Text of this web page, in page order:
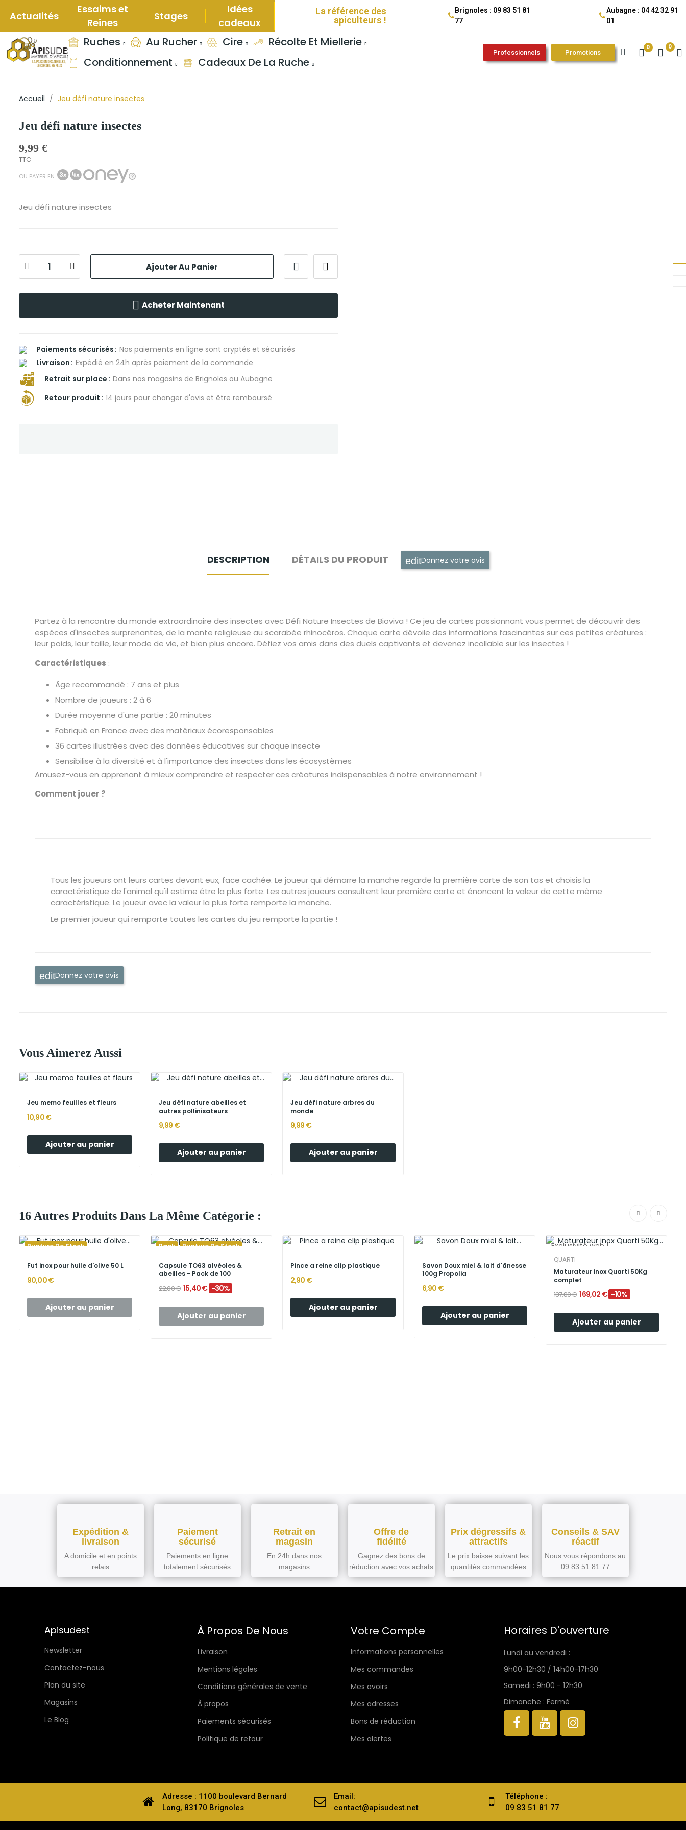
Actualités
Essaims et
Reines
Stages
Idées
cadeaux
La référence des
apiculteurs !
Brignoles : 09 83 51 81
77
Aubagne : 04 42 32 91
01
Ruches Au Rucher Cire
Récolte Et Miellerie
Conditionnement
Cadeaux De La Ruche
Professionnels Promotions
0 0
Accueil Jeu défi nature insectes
Jeu défi nature insectes
9,99 €
TTC
OU PAYER EN
Jeu défi nature insectes
Ajouter Au Panier
Acheter Maintenant
Paiements sécurisés Nos paiements en ligne sont cryptés et sécurisés
Livraison Expédié en 24h après paiement de la commande
Retrait sur place Dans nos magasins de Brignoles ou Aubagne
Retour produit 14 jours pour changer d'avis et être remboursé
DESCRIPTION DÉTAILS DU PRODUIT Donnez votre avis
Partez à la rencontre du monde extraordinaire des insectes avec Défi Nature Insectes de Bioviva ! Ce jeu de cartes passionnant vous permet de découvrir des
espèces d'insectes surprenantes, de la mante religieuse au scarabée rhinocéros. Chaque carte dévoile des informations fascinantes sur ces petites créatures :
leur poids, leur taille, leur mode de vie, et bien plus encore. Défiez vos amis dans des duels captivants et devenez incollable sur les insectes !
Caractéristiques :
Âge recommandé : 7 ans et plus
Nombre de joueurs : 2 à 6
Durée moyenne d'une partie : 20 minutes
Fabriqué en France avec des matériaux écoresponsables
36 cartes illustrées avec des données éducatives sur chaque insecte
Sensibilise à la diversité et à l'importance des insectes dans les écosystèmes
Amusez-vous en apprenant à mieux comprendre et respecter ces créatures indispensables à notre environnement !
Comment jouer ?
Tous les joueurs ont leurs cartes devant eux, face cachée. Le joueur qui démarre la manche regarde la première carte de son tas et choisis la
caractéristique de l'animal qu'il estime être la plus forte. Les autres joueurs consultent leur première carte et énoncent la valeur de cette même
caractéristique. Le joueur avec la valeur la plus forte remporte la manche.
Le premier joueur qui remporte toutes les cartes du jeu remporte la partie !
Donnez votre avis
Vous Aimerez Aussi
Jeu memo feuilles et fleurs
10,90 €
Ajouter au panier
Jeu défi nature abeilles et
autres pollinisateurs
9,99 €
Ajouter au panier
Jeu défi nature arbres du
monde
9,99 €
Ajouter au panier
16 Autres Produits Dans La Même Catégorie :
Rupture De Stock
Fut inox pour huile d'olive 50 L
90,00 €
Ajouter au panier
Pack Rupture De Stock
Capsule TO63 alvéoles &
abeilles - Pack de 100
22,00 € 15,40 € -30%
Ajouter au panier
Pince a reine clip plastique
2,90 €
Ajouter au panier
Savon Doux miel & lait d'ânesse
100g Propolia
6,90 €
Ajouter au panier
Exclusivité web !
Pack
QUARTI
Maturateur inox Quarti 50Kg
complet
187,80 € 169,02 € -10%
Ajouter au panier
Expédition &
livraison
A domicile et en points
relais
Paiement
sécurisé
Paiements en ligne
totalement sécurisés
Retrait en
magasin
En 24h dans nos
magasins
Offre de
fidélité
Gagnez des bons de
réduction avec vos achats
Prix dégressifs &
attractifs
Le prix baisse suivant les
quantités commandées
Conseils & SAV
réactif
Nous vous répondons au
09 83 51 81 77
Apisudest
Newsletter
Contactez-nous
Plan du site
Magasins
Le Blog
À Propos De Nous
Livraison
Mentions légales
Conditions générales de vente
À propos
Paiements sécurisés
Politique de retour
Votre Compte
Informations personnelles
Mes commandes
Mes avoirs
Mes adresses
Bons de réduction
Mes alertes
Horaires D'ouverture
Lundi au vendredi :
9h00-12h30 / 14h00-17h30
Samedi : 9h00 - 12h30
Dimanche : Fermé
Adresse : 1100 boulevard Bernard
Long, 83170 Brignoles
Email:
contact@apisudest.net
Téléphone :
09 83 51 81 77